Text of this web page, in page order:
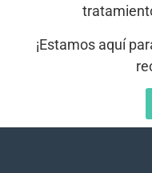
¡Estamos aquí